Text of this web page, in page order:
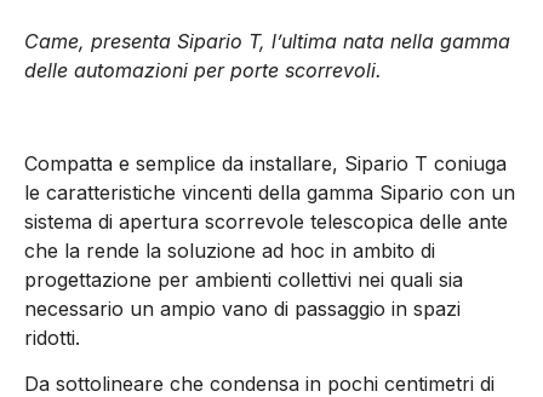
Came, presenta Sipario T, l’ultima nata nella gamma
delle automazioni per porte scorrevoli.
Compatta e semplice da installare, Sipario T coniuga
le caratteristiche vincenti della gamma Sipario con un
sistema di apertura scorrevole telescopica delle ante
che la rende la soluzione ad hoc in ambito di
progettazione per ambienti collettivi nei quali sia
necessario un ampio vano di passaggio in spazi
ridotti.
Da sottolineare che condensa in pochi centimetri di